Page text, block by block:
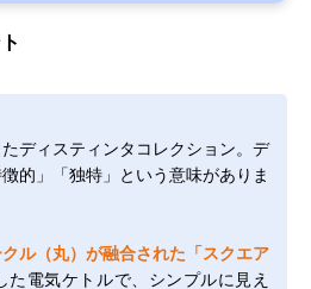
ディスティンタコレクション。デ
的」「独特」という意味がありま
ル（丸）が融合された「スクエア
た電気ケトルで、シンプルに見え